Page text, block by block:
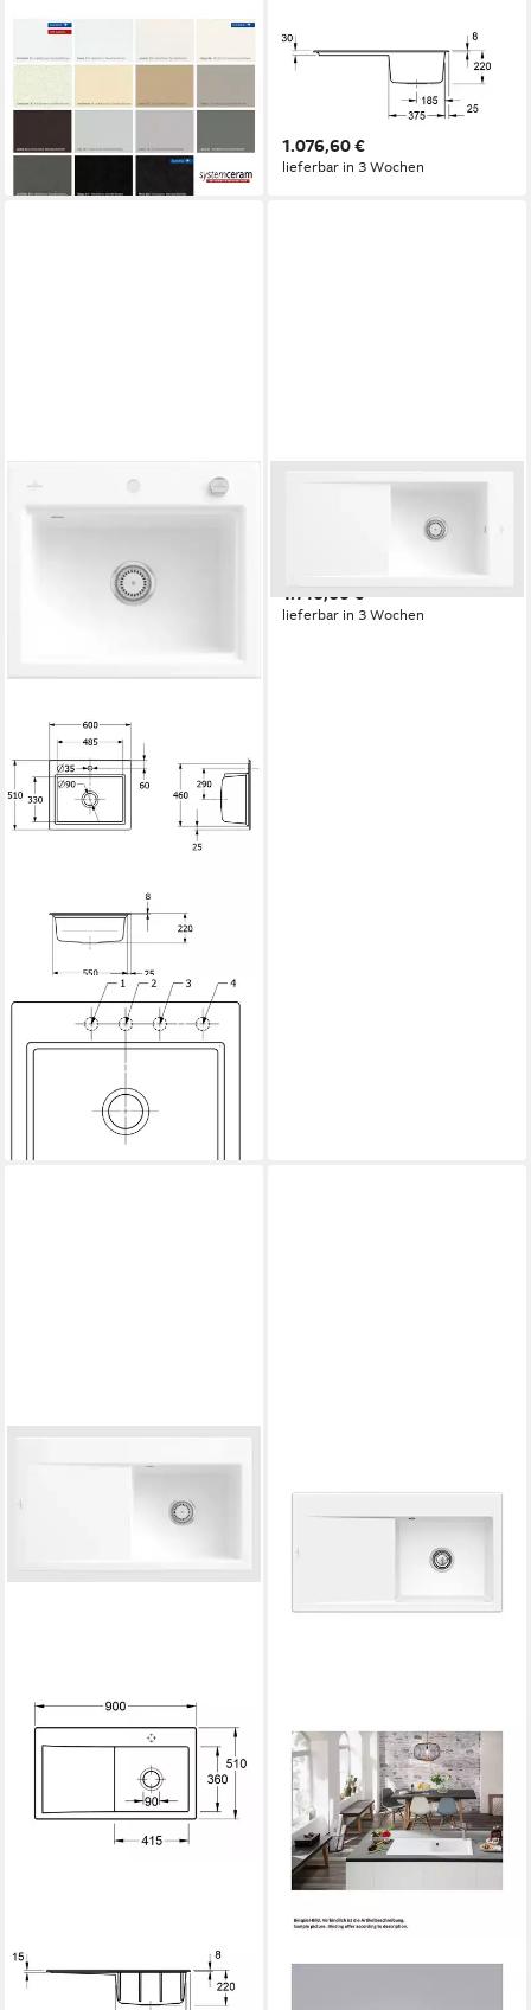
SYSTEMCERAM
Küchenspüle, rechteckig,
80/51 cm, (1 St)
VILLEROY & BOCH
Küchenspüle 3335 01 R1,
Rechteckig, 90/22 cm,
1.076,60 €
lieferbar in 3 Wochen
VILLEROY & BOCH
Küchenspüle 3366 02 R1,
Rechteckig, 60/22 cm,
Geschmacksmuster geschützt
1.034,60 €
lieferbar in 3 Wochen
VILLEROY & BOCH
Rechteckig, 100/22 cm,
1.146,60 €
lieferbar in 3 Wochen
VILLEROY & BOCH
Küchenspüle 3351 01 R1,
VILLEROY & BOCH